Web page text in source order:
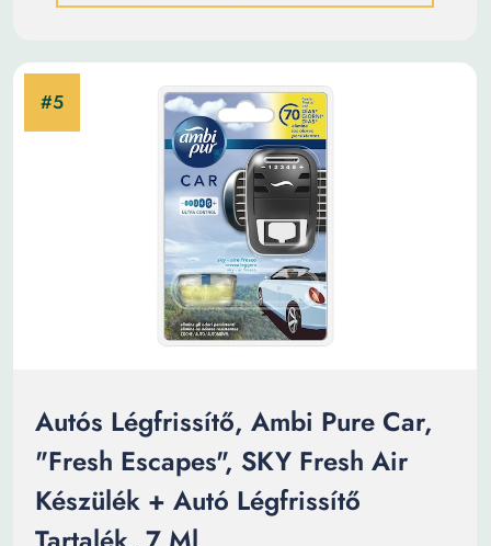
Autós Légfrissítő, Ambi Pure Car,
"Fresh Escapes", SKY Fresh Air
Készülék + Autó Légfrissítő